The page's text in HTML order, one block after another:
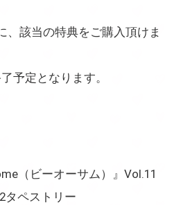
、該当の特典をご購入頂けま
予定となります。
（ビーオーサム）』Vol.11
タペストリー